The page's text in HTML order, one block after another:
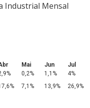
Industrial Mensal
Mai Jun
Jul
0,2% 1,1%
4%
7,1% 13,9% 26,9%